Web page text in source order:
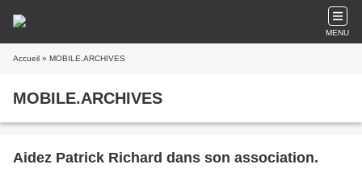
MENU
Accueil » MOBILE.ARCHIVES
MOBILE.ARCHIVES
Aidez Patrick Richard dans son association.